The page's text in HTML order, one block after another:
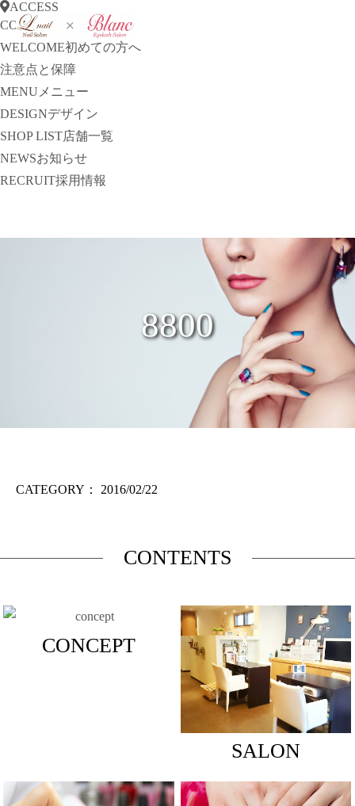
ACCESS
CONCEPT
コンセプト
WELCOME初めての方へ
注意点と保障
MENU メニュー
DESIGNデザイン
SHOP LIST店舗一覧
NEWSお知らせ
RECRUIT採用情報
8800
CATEGORY： 2016/02/22
CONTENTS
CONCEPT
SALON